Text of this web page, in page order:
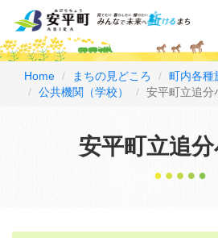
Home まちの見どころ
町内各種
公共機関（学校）
安平町立追分
安平町立追